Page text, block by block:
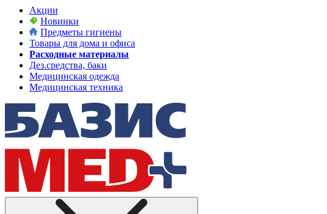
Акции
Новинки
Предметы гигиены
Товары для дома и офиса
Расходные материалы
Дез.средства, баки
Медицинская одежда
Медицинская техника